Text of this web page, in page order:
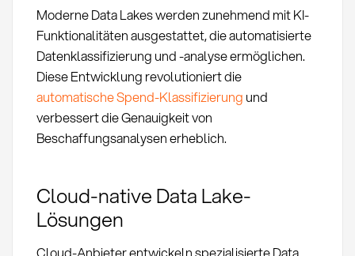
Moderne Data Lakes werden zunehmend mit KI-
Funktionalitäten ausgestattet, die automatisierte
Datenklassifizierung und -analyse ermöglichen.
Diese Entwicklung revolutioniert die
automatische Spend-Klassifizierung und
verbessert die Genauigkeit von
Beschaffungsanalysen erheblich.
Cloud-native Data Lake-
Lösungen